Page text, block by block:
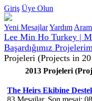
Giriş Üye Olun
Yeni MesajlarYardım
Lee Min Ho Turkey |
Başardığımız
Projeleri (Projects in
2013 Projeleri
The Heirs Ekibine
83 Mesajlar. Son mesaj: